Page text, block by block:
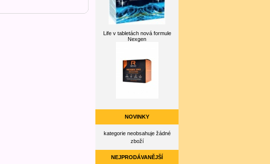
Life v tabletách nová formule
Nexgen
NOVINKY
kategorie neobsahuje žádné
zboží
NEJPRODÁVANĚJŠÍ